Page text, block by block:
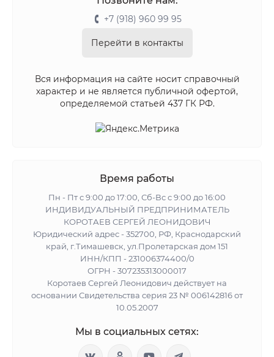
+7 (918) 960 99 95
Перейти в контакты
Вся информация на сайте носит справочный
характер и не является публичной офертой,
определяемой статьей 437 ГК РФ.
Время работы
Пн - Пт с 9:00 до 17:00, Сб-Вс с 9:00 до 16:00
ИНДИВИДУАЛЬНЫЙ ПРЕДПРИНИМАТЕЛЬ
КОРОТАЕВ СЕРГЕЙ ЛЕОНИДОВИЧ
Юридический адрес - 352700, РФ, Краснодарский
край, г.Тимашевск, ул.Пролетарская дом 151
ИНН/КПП - 231006374400/0
ОГРН - 307235313000017
Коротаев Сергей Леонидович действует на
основании Свидетельства серия 23 № 006142816 от
10.05.2007
Мы в социальных сетях: